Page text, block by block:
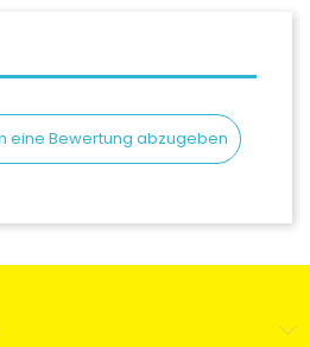
eine Bewertung abzugeben